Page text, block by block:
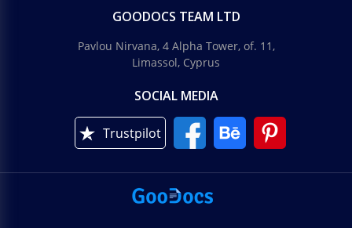
GOODOCS TEAM LTD
Pavlou Nirvana, 4 Alpha Tower, of. 11,
Limassol, Cyprus
SOCIAL MEDIA
Trustpilot